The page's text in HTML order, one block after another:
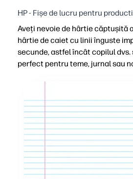
HP - Fișe de lucru pentru
Aveți nevoie de hârtie căptușită
hârtie de caiet cu linii înguste
secunde, astfel încât copilul dvs.
perfect pentru teme, jurnal sau
Regula îngustă acceptă
Amenajarea curată și
Imprimați câte pagini aveți